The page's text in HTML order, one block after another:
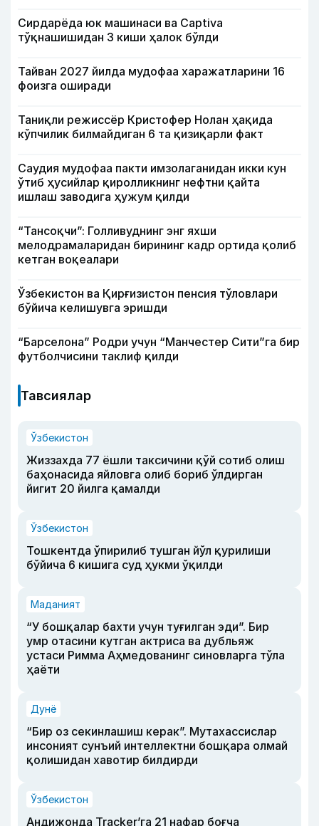
Сирдарёда юк машинаси ва Captiva
тўқнашишидан 3 киши ҳалок бўлди
Тайван 2027 йилда мудофаа харажатларини 16
фоизга оширади
Таниқли режиссёр Кристофер Нолан ҳақида
кўпчилик билмайдиган 6 та қизиқарли факт
Саудия мудофаа пакти имзолаганидан икки кун
ўтиб ҳусийлар қиролликнинг нефтни қайта
ишлаш заводига ҳужум қилди
“Тансоқчи”: Голливуднинг энг яхши
мелодрамаларидан бирининг кадр ортида қолиб
кетган воқеалари
Ўзбекистон ва Қирғизистон пенсия тўловлари
бўйича келишувга эришди
“Барселона” Родри учун “Манчестер Сити”га бир
футболчисини таклиф қилди
Тавсиялар
Ўзбекистон
Жиззахда 77 ёшли таксичини қўй сотиб олиш
баҳонасида яйловга олиб бориб ўлдирган
йигит 20 йилга қамалди
Ўзбекистон
Тошкентда ўпирилиб тушган йўл қурилиши
бўйича 6 кишига суд ҳукми ўқилди
Маданият
“У бошқалар бахти учун туғилган эди”. Бир
умр отасини кутган актриса ва дубльяж
устаси Римма Аҳмедованинг синовларга тўла
ҳаёти
Дунё
“Бир оз секинлашиш керак”. Мутахассислар
инсоният сунъий интеллектни бошқара олмай
қолишидан хавотир билдирди
Ўзбекистон
Андижонда Tracker’га 21 нафар боғча